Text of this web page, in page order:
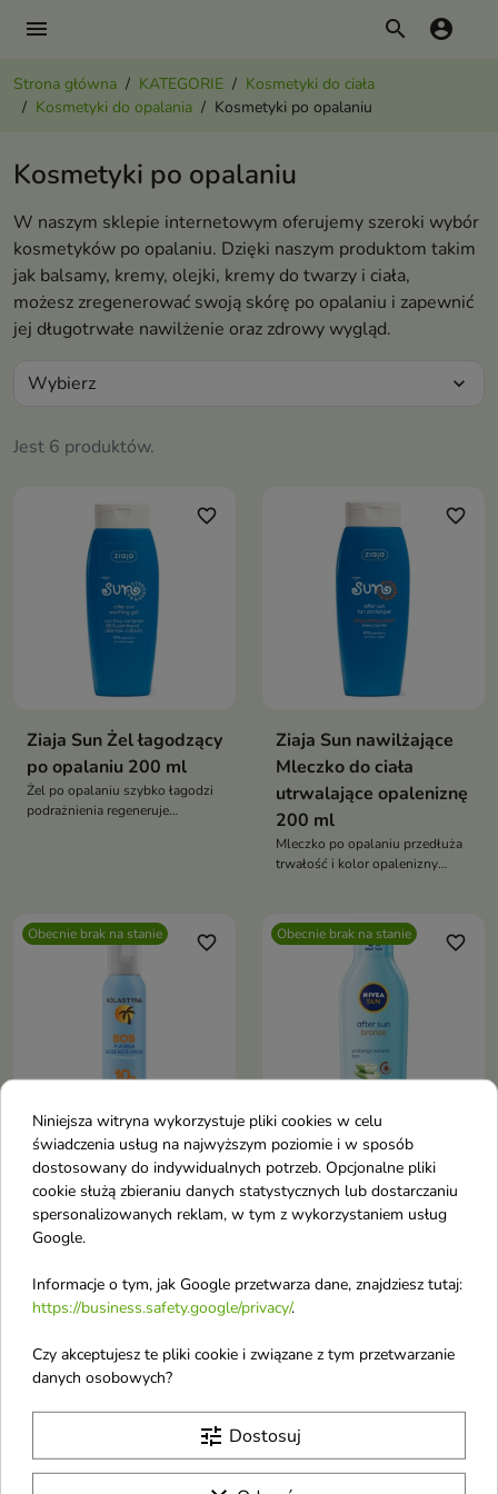
menu search account_circle
Strona główna KATEGORIE
Kosmetyki do ciała
Kosmetyki do opalania
Kosmetyki po opalaniu
Kosmetyki po opalaniu
W naszym sklepie internetowym oferujemy szeroki wybór
kosmetyków po opalaniu. Dzięki naszym produktom takim
jak balsamy, kremy, olejki, kremy do twarzy i ciała,
możesz zregenerować swoją skórę po opalaniu i zapewnić
jej długotrwałe nawilżenie oraz zdrowy wygląd.
Jest 6 produktów.
Wybierz expand_more
favorite_border
Ziaja Sun Żel łagodzący
po opalaniu 200 ml
Żel po opalaniu szybko łagodzi
podrażnienia regeneruje
favorite_border
Ziaja Sun nawilżające
Mleczko do ciała
utrwalające opaleniznę
200 ml
Mleczko po opalaniu przedłuża
trwałość i kolor opalenizny
przed przesuszeniem po słońcu i
solarium
Obecnie brak na stanie favorite_border
Kolastyna regenerująca
Pianka po opalaniu 100
ml
Regenerująca pianka po
formuła, która pomaga ukoić
skórę po ekspozycji na słońce,
regenerację podrażnionego
naskórka
Obecnie brak na stanie favorite_border
Nivea Sun After Sun
Bronze Balsam po
opalaniu 200 ml
intensywnie nawilża, przedłuża
opaleniznę i łagodzi
favorite_border
Niniejsza witryna wykorzystuje pliki cookies w celu
świadczenia usług na najwyższym poziomie i w sposób
dostosowany do indywidualnych potrzeb. Opcjonalne pliki
cookie służą zbieraniu danych statystycznych lub dostarczaniu
spersonalizowanych reklam, w tym z wykorzystaniem usług
Google.
Informacje o tym, jak Google przetwarza dane, znajdziesz tutaj:
https://business.safety.google/privacy/.
Czy akceptujesz te pliki cookie i związane z tym przetwarzanie
danych osobowych?
tune Dostosuj